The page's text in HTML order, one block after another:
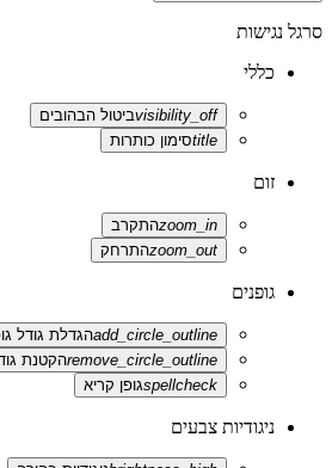
סרגל נגישות
כללי
visibility_offביטול הבהובים
titleסימון כותרות
זום
zoom_inהתקרב
zoom_outהתרחק
גופנים
add_circle_outlineהגדלת גודל
remove_circle_outlineהקטנת
spellcheckגופן קריא
ניגודיות צבעים